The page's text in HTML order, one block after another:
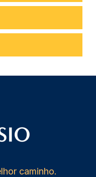
caminho.